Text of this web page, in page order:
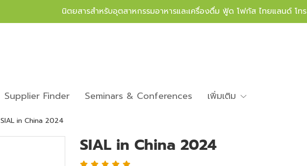
นิตยสารสำหรับอุตสาหกรรมอาหารและเครื่องดื่ม ฟู้ด โฟกัส ไทยแลนด์ โทร
Supplier Finder Seminars & Conferences เพิ่มเติม
SIAL in China 2024
SIAL in China 2024